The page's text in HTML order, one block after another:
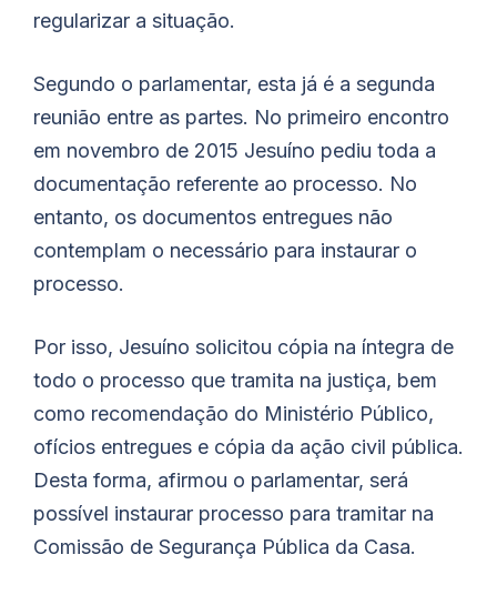
regularizar a situação.
Segundo o parlamentar, esta já é a segunda
reunião entre as partes. No primeiro encontro
em novembro de 2015 Jesuíno pediu toda a
documentação referente ao processo. No
entanto, os documentos entregues não
contemplam o necessário para instaurar o
processo.
Por isso, Jesuíno solicitou cópia na íntegra de
todo o processo que tramita na justiça, bem
como recomendação do Ministério Público,
ofícios entregues e cópia da ação civil pública.
Desta forma, afirmou o parlamentar, será
possível instaurar processo para tramitar na
Comissão de Segurança Pública da Casa.